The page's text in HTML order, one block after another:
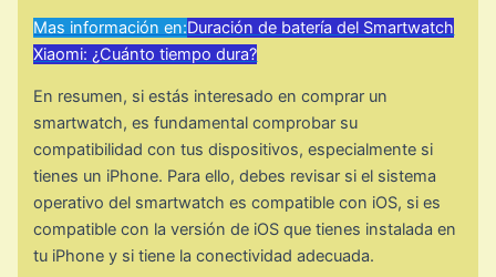
Mas información en:Duración de batería del Smartwatch
Xiaomi: ¿Cuánto tiempo dura?
En resumen, si estás interesado en comprar un
smartwatch, es fundamental comprobar su
compatibilidad con tus dispositivos, especialmente si
tienes un iPhone. Para ello, debes revisar si el sistema
operativo del smartwatch es compatible con iOS, si es
compatible con la versión de iOS que tienes instalada en
tu iPhone y si tiene la conectividad adecuada.